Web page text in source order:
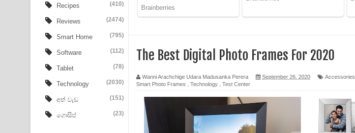
Ala purannata Song Lyrics - ආල පුරන්නට ගීතයේ පද පෙළ
FEVER DREAM Lyrics - Alex Warren
BTS : Hooligan Lyrics
Apa Hamuwee Song Lyrics - අප හමුවී ගීතයේ පද පෙළ
PATHINIYE Song Lyrics - පතිනියනේ ගීතයේ පද පෙළ
Sorry Sir Song Lyrics - සොරි සර් ගීතයේ පද පෙළ
Recipes (410)
Reviews (2474)
Smart Home (795)
Software (112)
Tablet (78)
Technology (2030)
අත් වැඩ (151)
ගොසිප් (23)
The Best Digital Photo Frames For 2020
Wanni Arachchige Udara Madusanka Perera September 26, 2020 Accessories
Smart Photo Frames
Technology Test Center